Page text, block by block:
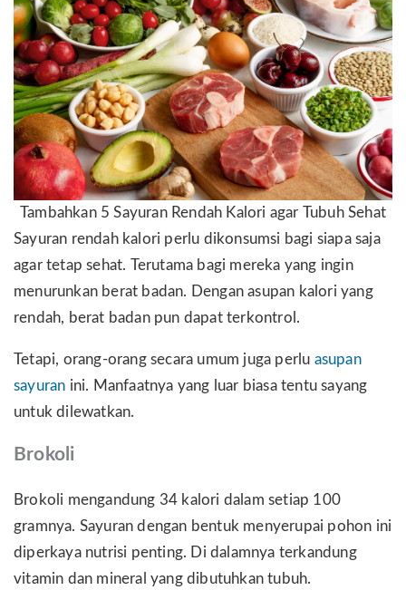
Tambahkan 5 Sayuran Rendah Kalori agar Tubuh Sehat
Sayuran rendah kalori perlu dikonsumsi bagi siapa saja
agar tetap sehat. Terutama bagi mereka yang ingin
menurunkan berat badan. Dengan asupan kalori yang
rendah, berat badan pun dapat terkontrol.
Tetapi, orang-orang secara umum juga perlu asupan
sayuran ini. Manfaatnya yang luar biasa tentu sayang
untuk dilewatkan.
Brokoli
Brokoli mengandung 34 kalori dalam setiap 100
gramnya. Sayuran dengan bentuk menyerupai pohon ini
diperkaya nutrisi penting. Di dalamnya terkandung
vitamin dan mineral yang dibutuhkan tubuh.